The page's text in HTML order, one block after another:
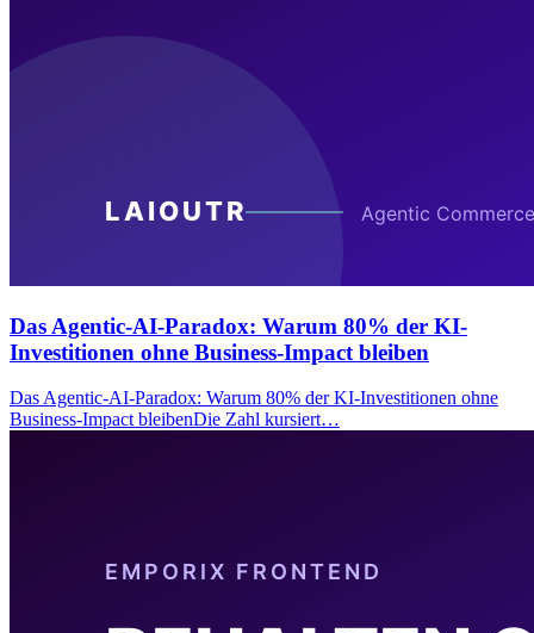
Das Agentic-AI-Paradox: Warum 80% der KI-
Investitionen ohne Business-Impact bleiben
Das Agentic-AI-Paradox: Warum 80% der KI-Investitionen ohne
Business-Impact bleibenDie Zahl kursiert…